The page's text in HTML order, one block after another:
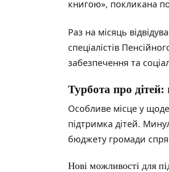
книгою», покликана
Раз на місяць
спеціалістів
забезпечення та
Турбота про
Особливе місце у
підтримка дітей.
бюджету громади
Нові можливості для